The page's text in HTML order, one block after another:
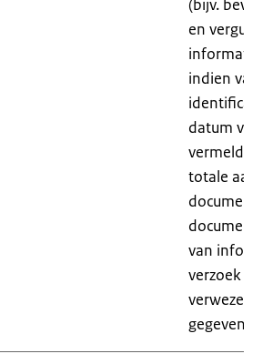
(bijv.
en
informatie
indien van
datum van
vermeld.
totale
document
van
verzoek is
verwezen